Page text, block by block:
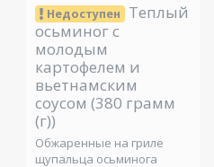
Недоступен
Теплый
осьминог с
молодым
картофелем и
вьетнамским
соусом (380 грамм
(г))
Обжаренные на гриле
щупальца осьминога